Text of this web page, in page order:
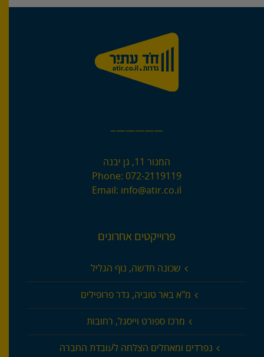
—————–
המנור 11, גן יבנה
Phone: 072-2119119
Email: info@atir.co.il
פרוייקטים אחרונים
שכונה חדשה, נוף הגליל
מ"א באר טוביה, גדר פרופילים
מרכז ספורט וייסגל, רחובות
נפרדים ומאחלים הצלחה לעובדת החברה